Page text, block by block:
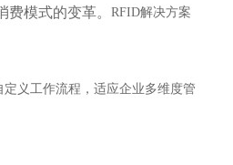
RFID解决方案
模式的变革。
义工作流程，适应企业多维度管